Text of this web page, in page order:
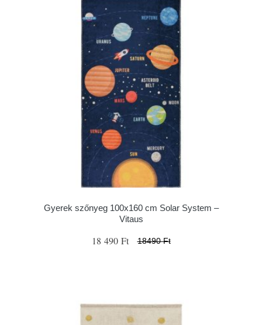
Gyerek szőnyeg 100x160 cm Solar System –
Vitaus
18 490 Ft 18490 Ft